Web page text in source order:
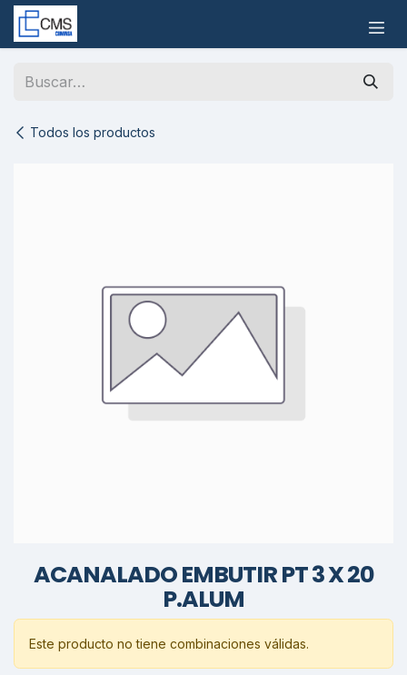
Ir al contenido
Todos los productos
ACANALADO EMBUTIR PT 3 X 20
P.ALUM
Este producto no tiene combinaciones válidas.